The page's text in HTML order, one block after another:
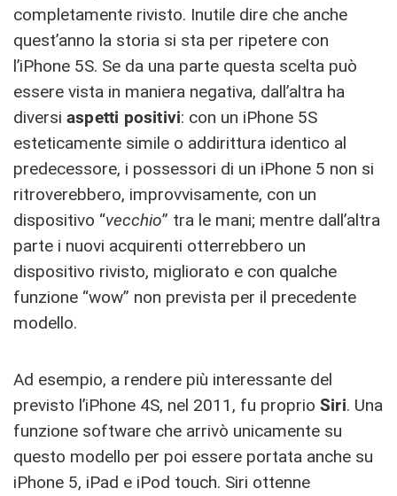
completamente rivisto. Inutile dire che anche
quest’anno la storia si sta per ripetere con
l’iPhone 5S. Se da una parte questa scelta può
essere vista in maniera negativa, dall’altra ha
diversi aspetti positivi: con un iPhone 5S
esteticamente simile o addirittura identico al
predecessore, i possessori di un iPhone 5 non si
ritroverebbero, improvvisamente, con un
dispositivo “vecchio” tra le mani; mentre dall’altra
parte i nuovi acquirenti otterrebbero un
dispositivo rivisto, migliorato e con qualche
funzione “wow” non prevista per il precedente
modello.
Ad esempio, a rendere più interessante del
previsto l’iPhone 4S, nel 2011, fu proprio Siri. Una
funzione software che arrivò unicamente su
questo modello per poi essere portata anche su
iPhone 5, iPad e iPod touch. Siri ottenne